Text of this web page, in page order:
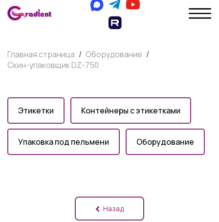
Главная страница / Оборудование /
Скин-упаковщик DZ-750
Этикетки Контейнеры с этикетками
Упаковка под пельмени Оборудование
Назад